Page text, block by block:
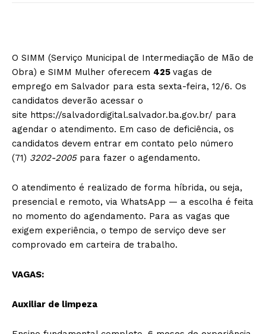
O SIMM (Serviço Municipal de Intermediação de Mão de
Obra) e SIMM Mulher oferecem 425 vagas de
emprego em Salvador para esta sexta-feira, 12/6. Os
candidatos deverão acessar o
site https://salvadordigital.salvador.ba.gov.br/ para
agendar o atendimento. Em caso de deficiência, os
candidatos devem entrar em contato pelo número
(71) 3202-2005para fazer o agendamento.
O atendimento é realizado de forma híbrida, ou seja,
presencial e remoto, via WhatsApp — a escolha é feita
no momento do agendamento. Para as vagas que
exigem experiência, o tempo de serviço deve ser
comprovado em carteira de trabalho.
VAGAS:
Auxiliar de limpeza